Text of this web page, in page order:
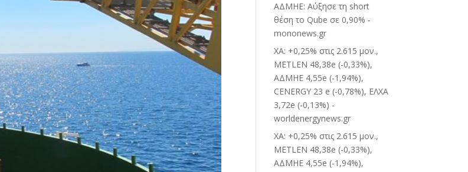
ΑΔΜΗΕ: Αύξησε τη short
θέση το Qube σε 0,90% -
mononews.gr
ΧΑ: +0,25% στις 2.615 μον.,
METLEN 48,38e (-0,33%),
ΑΔΜΗΕ 4,55e (-1,94%),
CENERGY 23 e (-0,78%), ΕΛΧΑ
3,72e (-0,13%) -
worldenergynews.gr
ΧΑ: +0,25% στις 2.615 μον.,
METLEN 48,38e (-0,33%),
ΑΔΜΗΕ 4,55e (-1,94%),